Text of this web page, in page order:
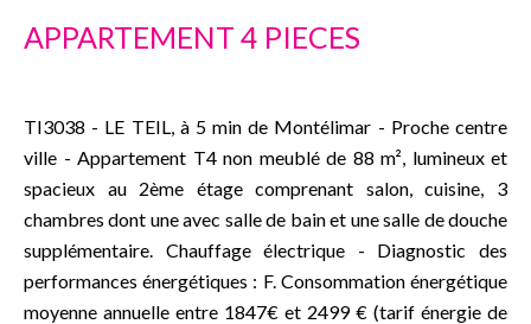
APPARTEMENT 4 PIECES
TI3038 - LE TEIL, à 5 min de Montélimar - Proche centre
ville - Appartement T4 non meublé de 88 m², lumineux et
spacieux au 2ème étage comprenant salon, cuisine, 3
chambres dont une avec salle de bain et une salle de douche
supplémentaire. Chauffage électrique - Diagnostic des
performances énergétiques : F. Consommation énergétique
moyenne annuelle entre 1847€ et 2499 € (tarif énergie de